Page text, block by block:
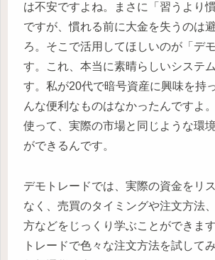
は不安ですよね。まさに「習うより
ですが、慣れる前に大金を失うのは
ろ。そこで活用してほしいのが「デ
す。これ、本当に素晴らしいシステ
す。私が20代で暗号資産に興味を持
んな便利なものはなかったんですよ
使って、実際の市場と同じような環
ができるんです。
デモトレードでは、実際の資金をリ
なく、売買のタイミングや注文方法
方などをじっくり学ぶことができま
トレードで色々な注文方法を試して